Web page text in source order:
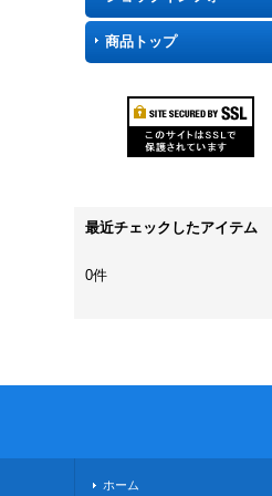
商品トップ
最近チェックしたアイテム
0件
ホーム